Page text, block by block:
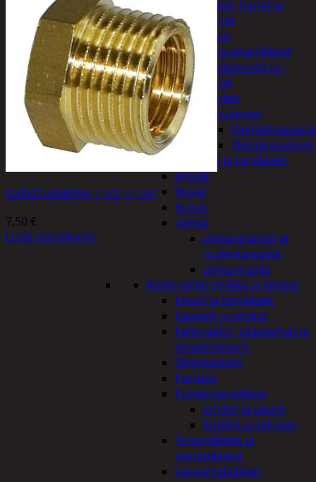
Mopit, harjat ja
varret
Muut
siivoustarvikkeet
Roskapussit ja -
astiat
Sankot
Pesuaineet
Yleispesuaineet
Eläintenruoka ja tarvikkeet
Jyrsijät
Kissat
Koirat
Linnut
Linnunpöntöt ja
ruokintalaudat
Linnunruoka
Kodin elektroniikka ja laitteet
Imurit ja tarvikkeet
Kaapelit ja johdot
Kelloradiot, sääasemat ja
lämpömittarit
Oheislaitteet
Paristot
Puhelintarvikkeet
Johdot ja laturit
Kotelot ja telineet
Tv-tarvikkeet ja
seinätelineet
Varavirtalaitteet
SUPISTUSNIPPA 1 1/2″-1 1/4″
7,50 €
Lisää ostoskoriin